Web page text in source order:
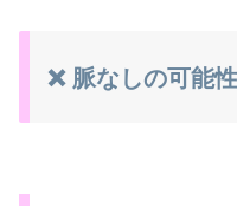
❌ 脈なしの可能